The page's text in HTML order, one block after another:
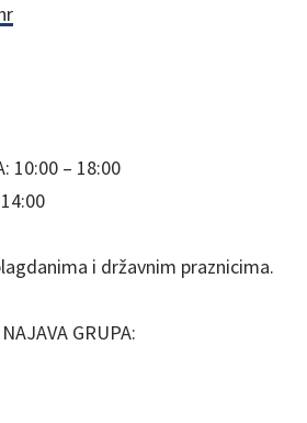
10:00 – 18:00
i državnim praznicima.
GRUPA: